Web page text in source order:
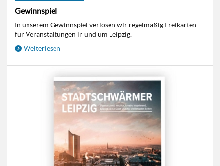
Gewinnspiel
In unserem Gewinnspiel verlosen wir regelmäßig Freikarten
für Veranstaltungen in und um Leipzig.
Weiterlesen